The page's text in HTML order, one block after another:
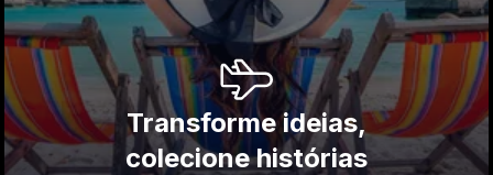
Transforme ideias,
colecione histórias